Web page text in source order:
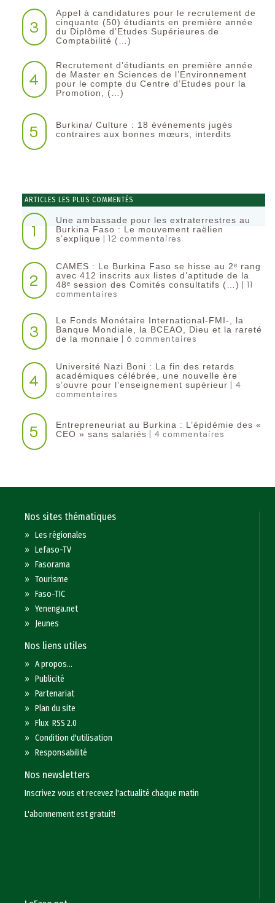
3
Appel à candidatures pour le recrutement de
cinquante (50) étudiants en première année
du Diplôme d’Etudes Supérieures de
Comptabilité (…)
4
Recrutement d’étudiants en première année
de Master en Sciences de l’Environnement
pour le compte du Centre d’Etudes pour la
Promotion, (…)
5
Burkina/ Culture : 18 événements jugés
contraires aux bonnes mœurs, interdits
ARTICLES LES PLUS COMMENTÉS
1
Une ambassade pour les extraterrestres au
Burkina Faso : Le mouvement raëlien
s’explique | 12 commentaires
2
CAMES : Le Burkina Faso se hisse au 2ᵉ rang
avec 412 inscrits aux listes d’aptitude de la
48ᵉ session des Comités consultatifs (…) | 11
commentaires
3
Le Fonds Monétaire International-FMI-, la
Banque Mondiale, la BCEAO, Dieu et la rareté
de la monnaie | 6 commentaires
4
Université Nazi Boni : La fin des retards
académiques célébrée, une nouvelle ère
s’ouvre pour l’enseignement supérieur | 4
commentaires
5
Entrepreneuriat au Burkina : L’épidémie des «
CEO » sans salariés | 4 commentaires
Nos sites thématiques
»Les régionales
»Lefaso-TV
»Fasorama
»Tourisme
»Faso-TIC
»Yenenga.net
» Jeunes
Nos liens utiles
»A propos...
»Publicité
»Partenariat
»Plan du site
»Flux RSS 2.0
»Condition d'utilisation
»Responsabilité
Nos newsletters
Inscrivez vous et recevez l'actualité chaque matin
L'abonnement est gratuit!